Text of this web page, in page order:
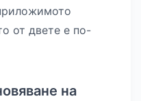
от двете е по-
на